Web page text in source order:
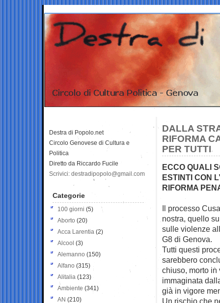
DALLA
RIFORMA
PER TUTTI
ECCO QUALI
ESTINTI CON
RIFORMA
Il processo
nostra, quello
sulle violenze
G8 di Genova.
Tutti questi
sarebbero
chiuso, morto in
immaginata
già in vigore
Un rischio che
Destra di Popolo.net
Circolo Genovese di Cultura e
Politica
Diretto da Riccardo Fucile
Scrivici: destradipopolo@gmail.com
Categorie
100 giorni (5)
Aborto (20)
Acca Larentia (2)
Alcool (3)
Alemanno (150)
Alfano (315)
Alitalia (123)
Ambiente (341)
AN (210)